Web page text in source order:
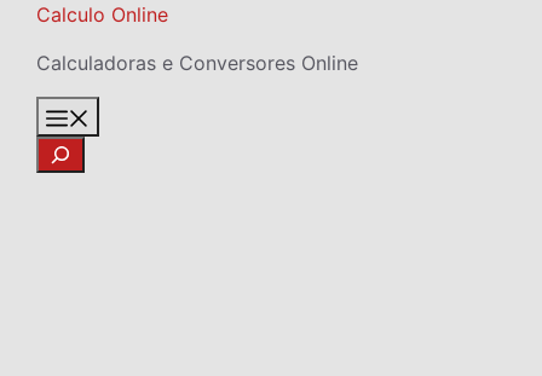
Skip
content
Calculo Online
Calculadoras e Conversores Online
Search